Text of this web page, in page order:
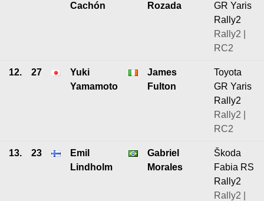
Cachón
Rozada
GR Yaris
Rally2
Rally2 |
RC2
12. 27
Yuki
Yamamoto
James
Fulton
Toyota
GR Yaris
Rally2
Rally2 |
RC2
13. 23
Emil
Lindholm
Gabriel
Morales
Škoda
Fabia RS
Rally2
Rally2 |